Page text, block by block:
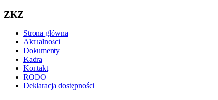
ZKZ
Strona główna
Aktualności
Dokumenty
Kadra
Kontakt
RODO
Deklaracja dostępności